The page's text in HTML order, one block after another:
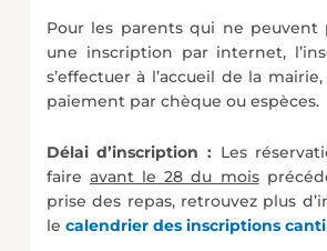
Pour les parents qui ne peuvent
une inscription par internet,
s’effectuer à l’accueil de la
paiement par chèque ou espèces.
Délai d’inscription :Les
faireavant le 28 du mois
prise des repas, retrouvez plus
le calendrier des inscriptions